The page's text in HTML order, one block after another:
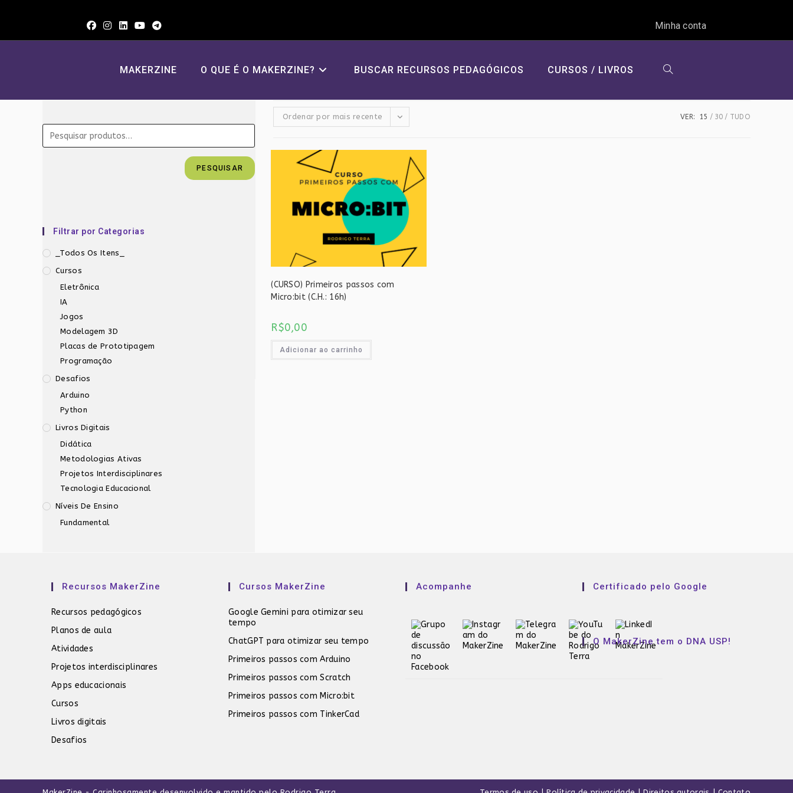
Minha conta
MAKERZINE O QUE É O MAKERZINE? BUSCAR RECURSOS PEDAGÓGICOS CURSOS / LIVROS ALTERNAR
PESQUISAR
Filtrar por Categorias
_Todos Os Itens_
Cursos
Eletrônica
IA
Jogos
Modelagem 3D
Placas de Prototipagem
Programação
Desafios
Arduino
Python
Livros Digitais
Didática
Metodologias Ativas
Projetos Interdisciplinares
Tecnologia Educacional
Níveis De Ensino
Fundamental
Ordenar por mais recente VER: 15 30 TUDO
(CURSO) Primeiros passos com
Micro:bit (C.H.: 16h)
R$0,00
Adicionar ao carrinho
Recursos MakerZine
Recursos pedagógicos
Planos de aula
Atividades
Projetos interdisciplinares
Apps educacionais
Cursos
Livros digitais
Desafios
Cursos MakerZine
Google Gemini para otimizar seu
tempo
ChatGPT para otimizar seu tempo
Primeiros passos com Arduino
Primeiros passos com Scratch
Primeiros passos com Micro:bit
Primeiros passos com TinkerCad
Acompanhe Certificado pelo Google
O MakerZine tem o DNA USP!